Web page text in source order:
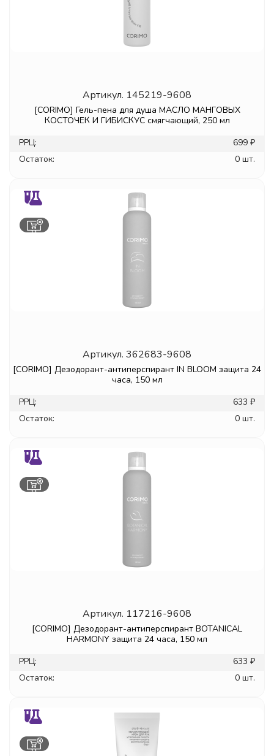
Артикул. 145219-9608
[CORIMO] Гель-пена для душа МАСЛО МАНГОВЫХ
КОСТОЧЕК И ГИБИСКУС смягчающий, 250 мл
РРЦ:
699 ₽
Остаток:
0 шт.
Артикул. 362683-9608
[CORIMO] Дезодорант-антиперспирант IN BLOOM защита 24
часа, 150 мл
РРЦ:
633 ₽
Остаток:
0 шт.
Артикул. 117216-9608
[CORIMO] Дезодорант-антиперспирант BOTANICAL
HARMONY защита 24 часа, 150 мл
РРЦ:
633 ₽
Остаток:
0 шт.